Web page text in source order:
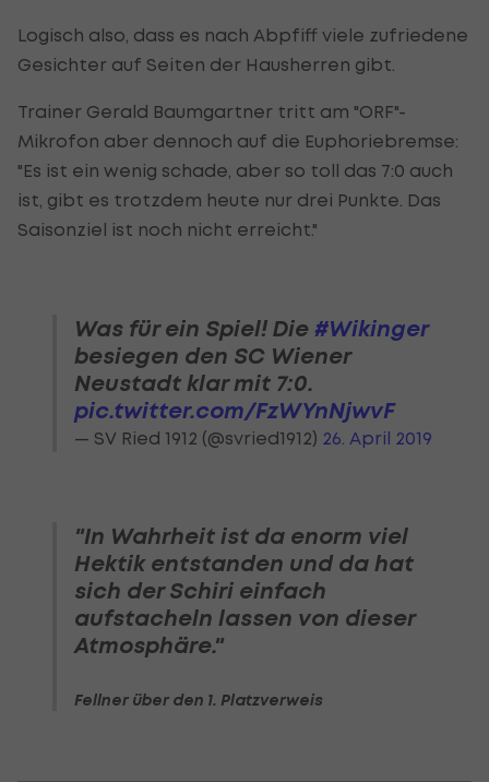
Logisch also, dass es nach Abpfiff viele zufriedene
Gesichter auf Seiten der Hausherren gibt.
Trainer Gerald Baumgartner tritt am "ORF"-
Mikrofon aber dennoch auf die Euphoriebremse:
"Es ist ein wenig schade, aber so toll das 7:0 auch
ist, gibt es trotzdem heute nur drei Punkte. Das
Saisonziel ist noch nicht erreicht."
Was für ein Spiel! Die #Wikinger
besiegen den SC Wiener
Neustadt klar mit 7:0.
pic.twitter.com/FzWYnNjwvF
— SV Ried 1912 (@svried1912) 26. April 2019
"In Wahrheit ist da enorm viel
Hektik entstanden und da hat
sich der Schiri einfach
aufstacheln lassen von dieser
Atmosphäre."
Fellner über den 1. Platzverweis